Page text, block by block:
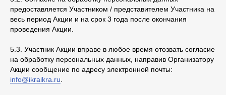
предоставляется Участником / представителем Участника на
весь период Акции и на срок 3 года после окончания
проведения Акции.
5.3. Участник Акции вправе в любое время отозвать согласие
на обработку персональных данных, направив Организатору
Акции сообщение по адресу электронной почты:
info@ikraikra.ru